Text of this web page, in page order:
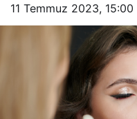
11 Temmuz 2023, 15:00